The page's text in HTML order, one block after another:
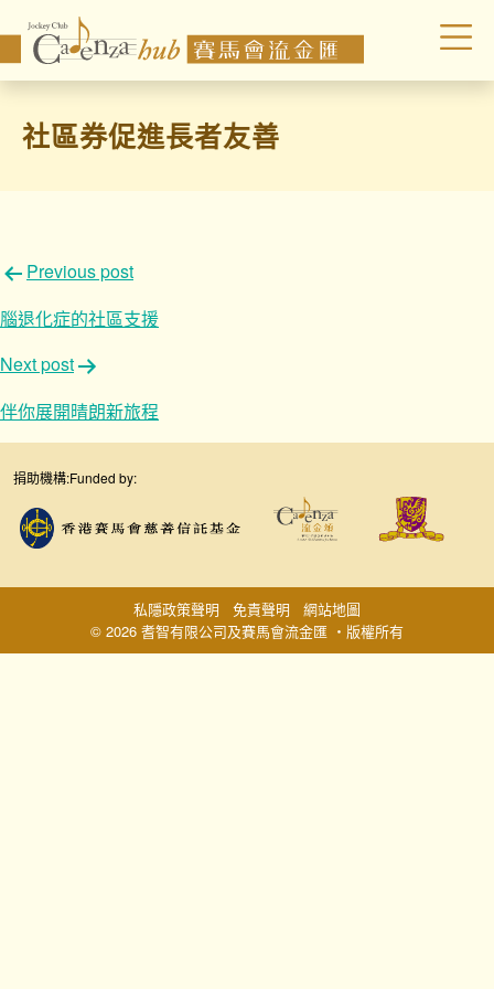
社區券促進長者友善
文
章
導
覽
Previous post
腦退化症的社區支援
Next post
伴你展開晴朗新旅程
捐助機構:Funded by:
© 2026 耆智有限公司及賽馬會流金匯 ‧版權所有
私隱政策聲明 免責聲明 網站地圖